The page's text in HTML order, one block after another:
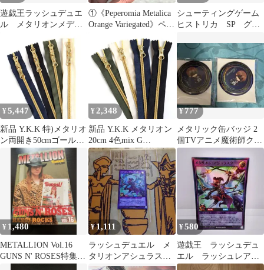
遊戯王ラッシュデュエ
ル メタリオンメデゥ
レットレア 3枚
①《Peperomia Metalica
Orange Variegated》ペペ
ジ斑 観葉植物 ／ポッ
ト発送
シューティングゲーム
ヒストリカ SP グラ
ン スミ有り
¥ 5,447
新品 Y.K.K 特)メタリオ
ン両開き50cmゴールド
4色セット 5CM50G-
4MIX
¥ 2,348
新品 Y.K.K メタリオン
20cm 4色mix G
5CM20G-4MIX
¥777
メタリック缶バッジ 2
個TVアニメ魔術師クノ
ンは見えているファミ
マオンラインくじ
¥ 1,480
METALLION Vol.16
GUNS N' ROSES特集号
¥1,111
ラッシュデュエル メ
タリオンアシュラスタ
ー ラッシュレア
¥580
遊戯王 ラッシュデュ
エル ラッシュレア
メタリオン・アシュラ